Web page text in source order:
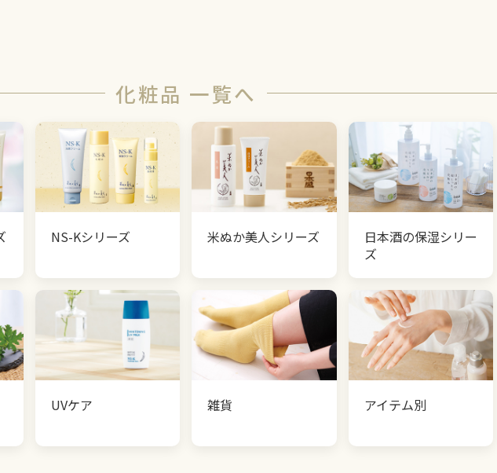
化粧品 一覧へ
NS-Kシリーズ 米ぬか美人シリーズ
日本酒の保湿シリー
ズ
UVケア 雑貨 アイテム別